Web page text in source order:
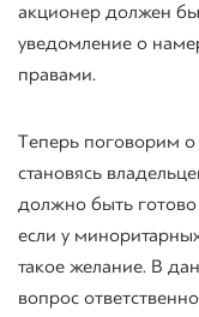
акционер должен
уведомление о
правами.
Теперь поговорим о
становясь
должно быть готово
если у
такое желание. В
вопрос